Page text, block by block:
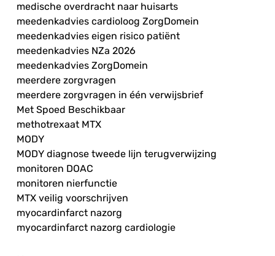
medische overdracht naar huisarts
meedenkadvies cardioloog ZorgDomein
meedenkadvies eigen risico patiënt
meedenkadvies NZa 2026
meedenkadvies ZorgDomein
meerdere zorgvragen
meerdere zorgvragen in één verwijsbrief
Met Spoed Beschikbaar
methotrexaat MTX
MODY
MODY diagnose tweede lijn terugverwijzing
monitoren DOAC
monitoren nierfunctie
MTX veilig voorschrijven
myocardinfarct nazorg
myocardinfarct nazorg cardiologie